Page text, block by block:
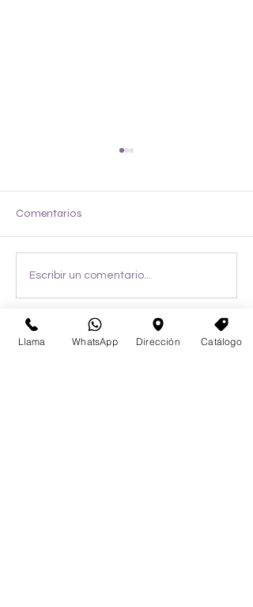
Hachito
Comentarios
Escribir un comentario...
Llama WhatsApp Dirección Catálogo